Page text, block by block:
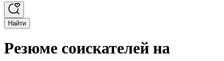
Найти
Резюме соискателей на